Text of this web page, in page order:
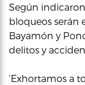
Según
bloqueos serán
Bayamón y
delitos y
‘Exhortamos a